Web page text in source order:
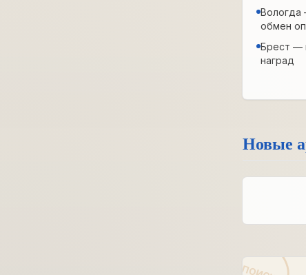
Вологда
обмен
Брест —
наград
Новые